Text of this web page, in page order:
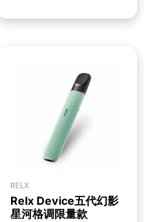
RELX
Relx Device五代幻影
星河格调限量款